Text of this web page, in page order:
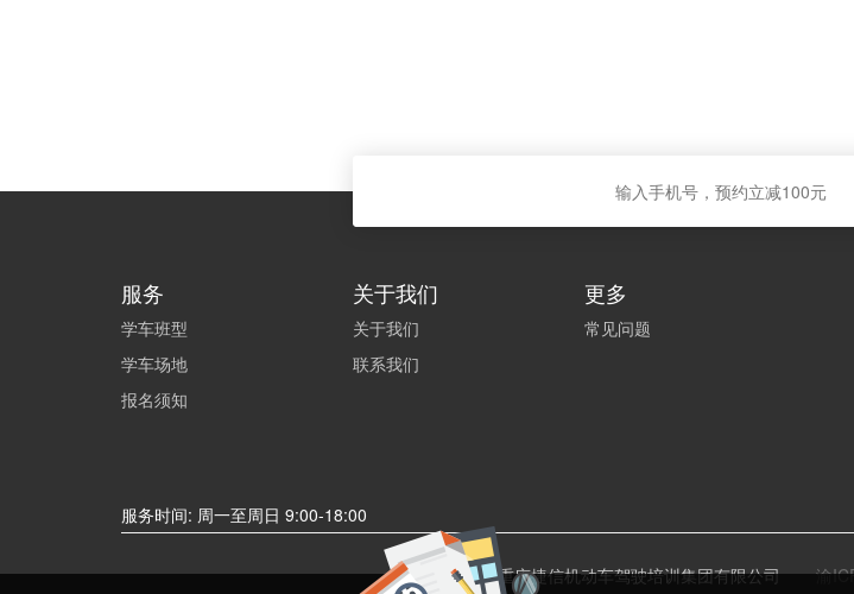
服务
学车班型
学车场地
报名须知
关于我们
关于我们
联系我们
更多
常见问题
服务时间: 周一至周日 9:00-18:00
©重庆捷信机动车驾驶培训集团有限公司 渝